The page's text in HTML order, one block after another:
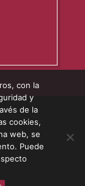
con la
y
de la
cookies,
web, se
Puede